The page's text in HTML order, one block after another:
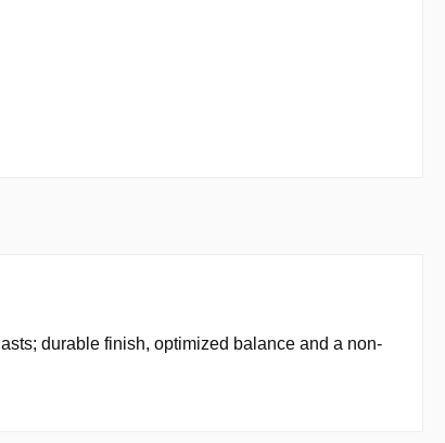
durable finish, optimized balance and a non-